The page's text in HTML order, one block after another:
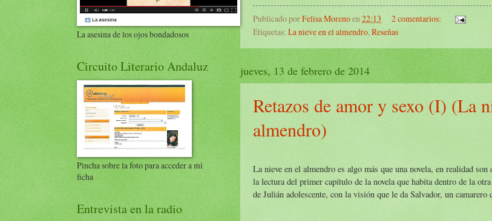
Publicado porFelisa Morenoen 22:13
2 comentarios:
Etiquetas: La nieve en el almendro, Reseñas
jueves, 13 de febrero de 2014
Retazos de amor y sexo (I) (La
almendro)
La nieve en el almendro es algo más que una novela, en realidad
la lectura del primer capítulo de la novela que habita dentro de la
de Julián adolescente, con la visión que le da Salvador, un camarero
La asesina de los ojos bondadosos
Circuito Literario Andaluz
Pincha sobre la foto para acceder a mi
ficha
Entrevista en la radio